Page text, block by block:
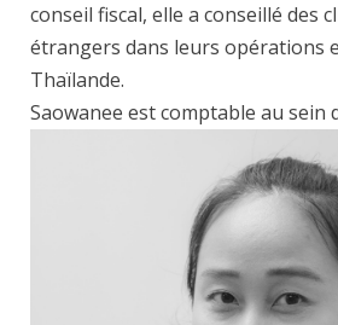
conseil fiscal, elle a conseillé des
étrangers dans leurs opérations
Thaïlande.
Saowanee est comptable au sein